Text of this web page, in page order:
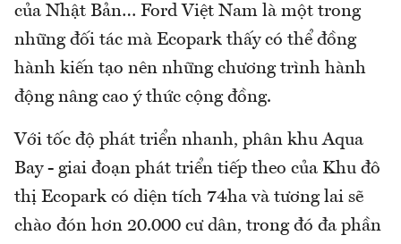
của Nhật Bản… Ford Việt Nam là một trong
những đối tác mà Ecopark thấy có thể đồng
hành kiến tạo nên những chương trình hành
động nâng cao ý thức cộng đồng.
Với tốc độ phát triển nhanh, phân khu Aqua
Bay - giai đoạn phát triển tiếp theo của Khu đô
thị Ecopark có diện tích 74ha và tương lai sẽ
chào đón hơn 20.000 cư dân, trong đó đa phần